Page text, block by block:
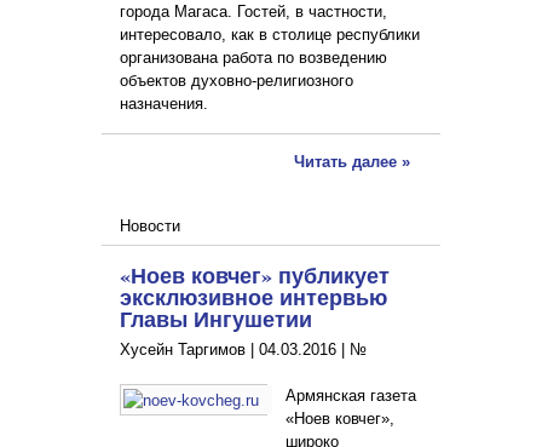
города Магаса. Гостей, в частности,
интересовало, как в столице республики
организована работа по возведению
объектов духовно-религиозного
назначения.
Читать далее »
Новости
«Ноев ковчег» публикует
эксклюзивное интервью
Главы Ингушетии
Хусейн Таргимов | 04.03.2016 №
Армянская газета
«Ноев ковчег»,
широко